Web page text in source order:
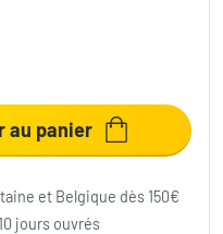
au panier
et Belgique dès 150€
jours ouvrés